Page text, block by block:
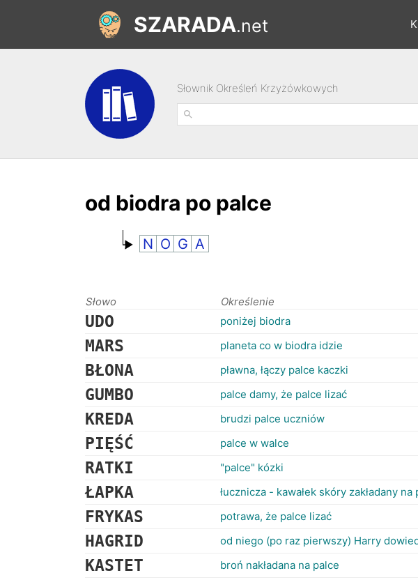
SZARADA.net
Słownik Określeń Krzyżówkowych
od biodra po palce
N O G A
Słowo Określenie
UDO poniżej biodra
MARS planeta co w biodra idzie
BŁONA pławna, łączy palce kaczki
GUMBO palce damy, że palce lizać
KREDA brudzi palce uczniów
PIĘŚĆ palce w walce
RATKI "palce" kózki
ŁAPKA łucznicza - kawałek skóry zakładany na
FRYKAS potrawa, że palce lizać
HAGRID od niego (po raz pierwszy) Harry
KASTET broń nakładana na palce